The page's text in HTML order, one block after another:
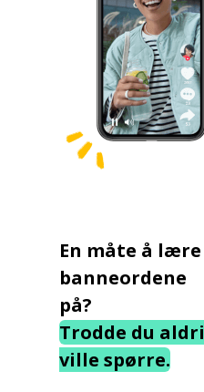
En måte å lære
banneordene
på?
Trodde du aldri
ville spørre.